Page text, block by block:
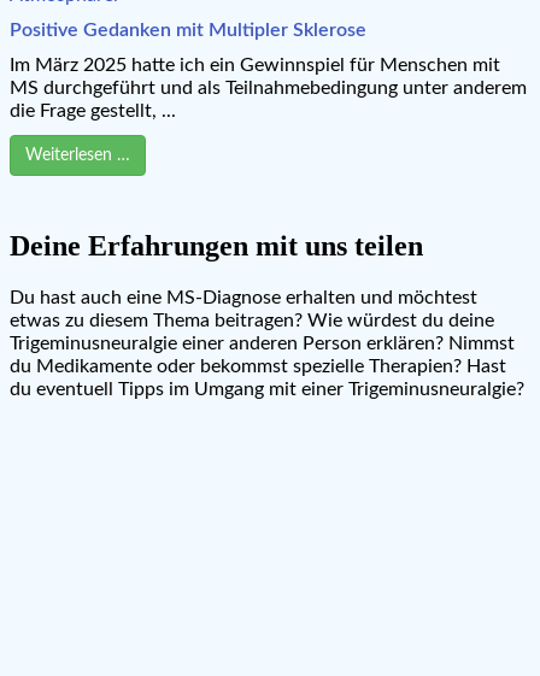
Positive Gedanken mit Multipler Sklerose
Im März 2025 hatte ich ein Gewinnspiel für Menschen mit
MS durchgeführt und als Teilnahmebedingung unter anderem
die Frage gestellt, ...
Weiterlesen …
Deine Erfahrungen mit uns teilen
Du hast auch eine MS-Diagnose erhalten und möchtest
etwas zu diesem Thema beitragen? Wie würdest du deine
Trigeminusneuralgie einer anderen Person erklären? Nimmst
du Medikamente oder bekommst spezielle Therapien? Hast
du eventuell Tipps im Umgang mit einer Trigeminusneuralgie?